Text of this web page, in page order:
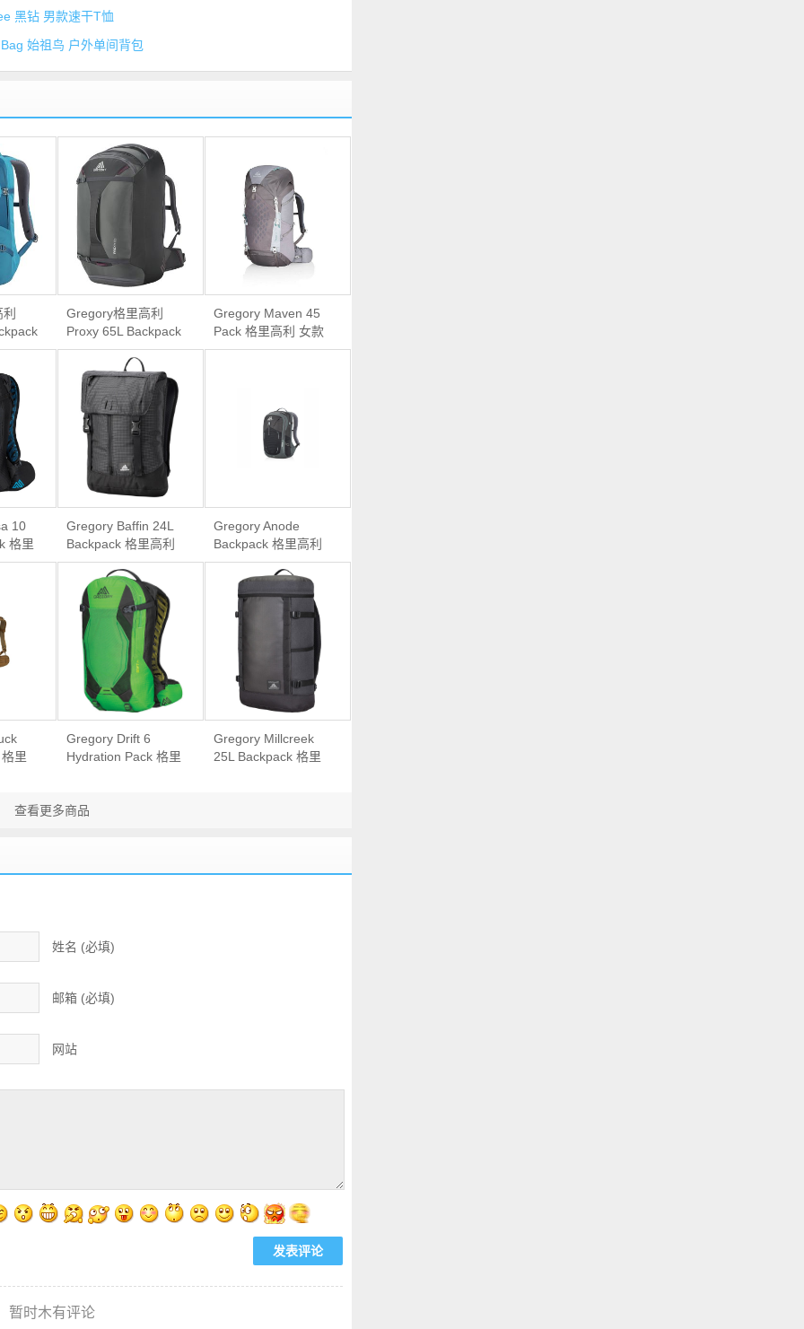
黑钻 男款速干T恤
始祖鸟 户外单间背包
闲徒
Gregory格里高利
Proxy 65L Backpack
女款多功能旅行背包
Gregory Maven 45
Pack 格里高利 女款
轻量户外登山徒步双
10
格里
肩骑
Gregory Baffin 24L
Backpack 格里高利
通勤双肩背包
Gregory Anode
Backpack 格里高利
户外通勤电脑背包
里
Gregory Drift 6
Hydration Pack 格里
Gregory Millcreek
25L Backpack 格里
查看更多商品
姓名 (必填)
邮箱 (必填)
网站
暂时木有评论